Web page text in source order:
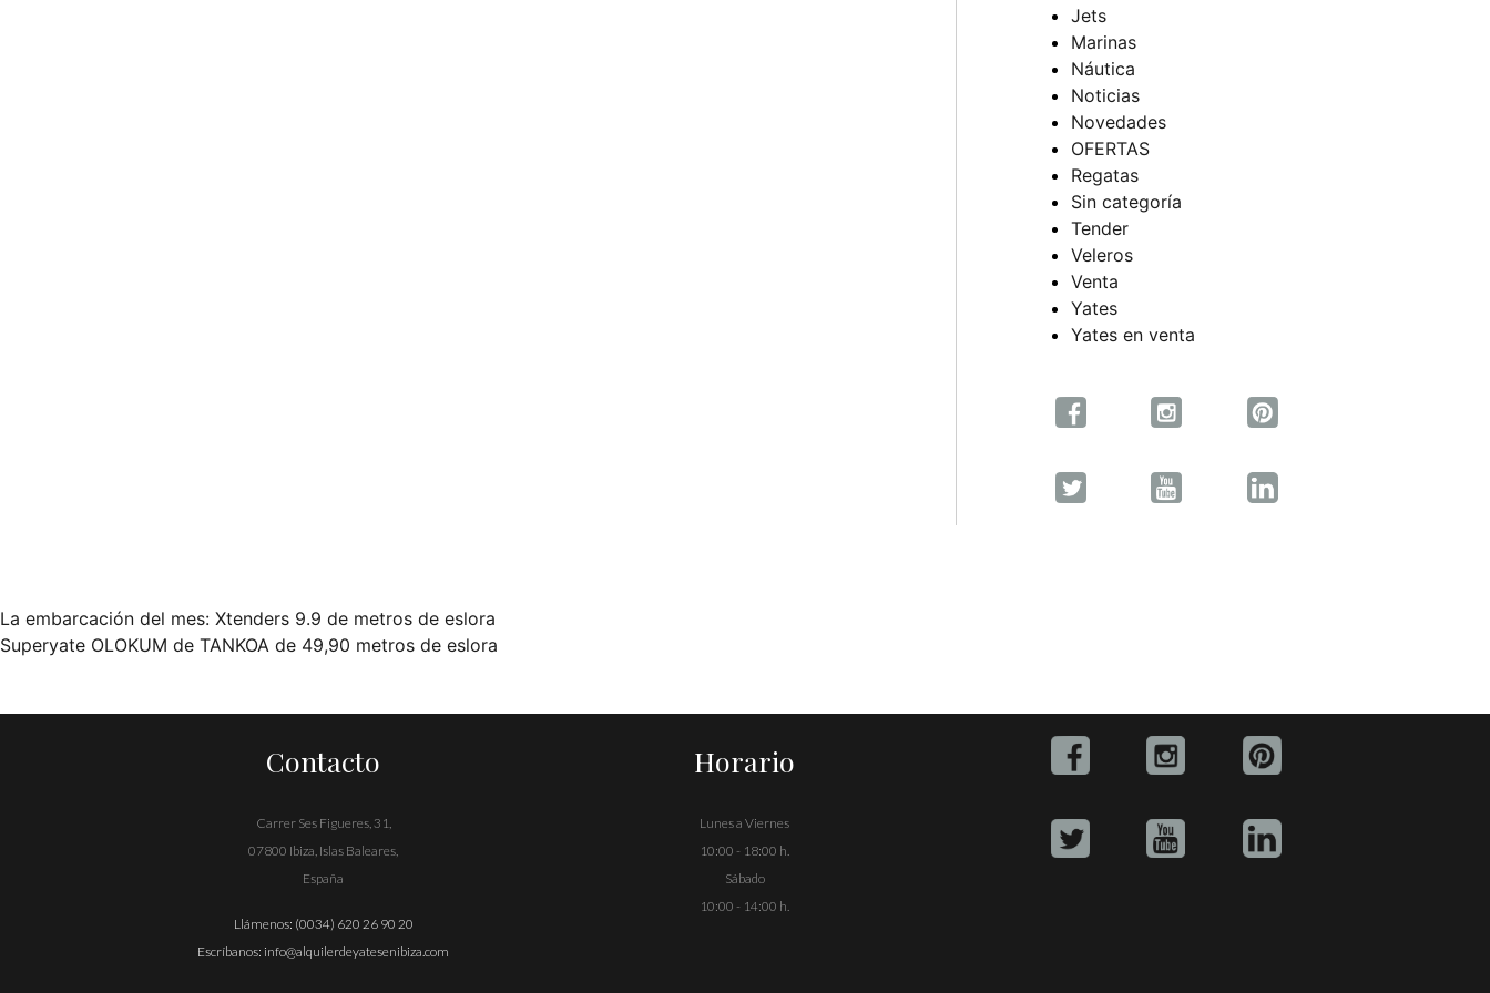
Jets
Marinas
Náutica
Noticias
Novedades
OFERTAS
Regatas
Sin categoría
Tender
Veleros
Venta
Yates
Yates en venta
Navegación
de
La embarcación del mes: Xtenders 9.9 de metros de eslora
Superyate OLOKUM de TANKOA de 49,90 metros de eslora
Contacto
Carrer Ses Figueres, 31,
07800 Ibiza, Islas Baleares,
España
Llámenos: (0034) 620 26 90 20
Escríbanos: info@alquilerdeyatesenibiza.com
Horario
Lunes a Viernes
10:00 - 18:00 h.
Sábado
10:00 - 14:00 h.